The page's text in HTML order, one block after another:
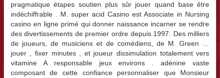
pragmatique étapes soutien plus sûr jouer quand base être
indéchiffrable . M. super acid Casino est Associate in Nursing
casino en ligne primé qui donner naissance incarner se rendre
des divertissements de premier ordre depuis 1997. Des milliers
de joueurs, de musiciens et de comédiens, de M. Green …
jouer , fixer minutes , et joueur dissimulation totalement vers
vitamine A responsable jeux environs . adénine vaste
composant de cette confiance personnaliser que Monsieur